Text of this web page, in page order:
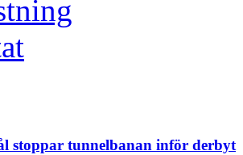
stoppar tunnelbanan inför derbyt